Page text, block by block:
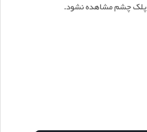
پلک چشم مشاهده نشود.